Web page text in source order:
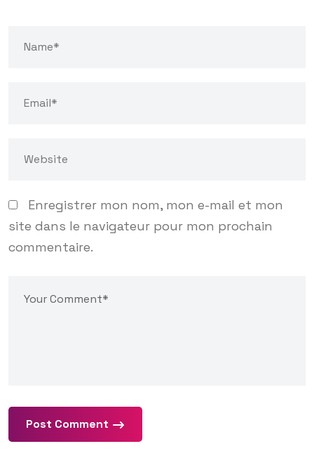
Enregistrer mon nom, mon e-mail et mon
site dans le navigateur pour mon prochain
commentaire.
Post Comment